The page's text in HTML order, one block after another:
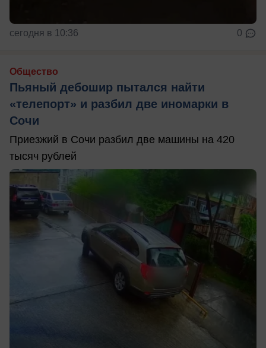
сегодня в 10:36 0
Общество
Пьяный дебошир пытался найти
«телепорт» и разбил две иномарки в
Сочи
Приезжий в Сочи разбил две машины на 420
тысяч рублей